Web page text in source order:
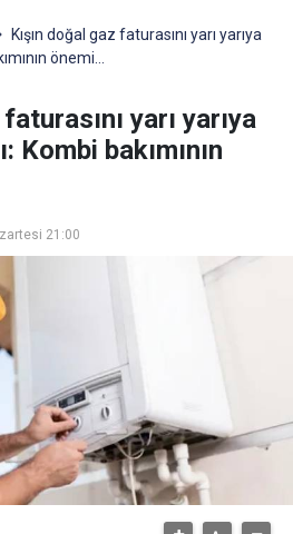
Kışın doğal gaz faturasını yarı yarıya
önemi…
yarı yarıya
Kombi bakımının
21:00